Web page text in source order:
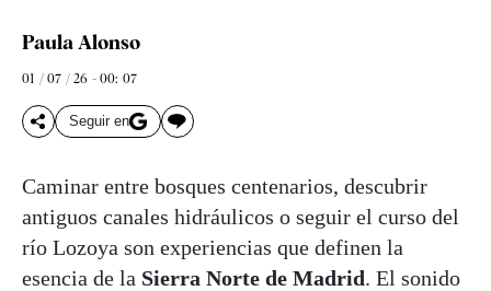
Paula Alonso
01 / 07 / 26 - 00: 07
Seguir en
Caminar entre bosques centenarios, descubrir
antiguos canales hidráulicos o seguir el curso del
río Lozoya son experiencias que definen la
esencia de la Sierra Norte de Madrid. El sonido